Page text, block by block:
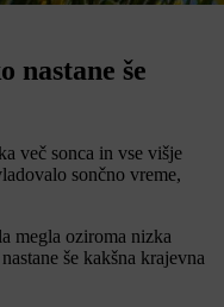
nastane še
več sonca in vse višje
sončno vreme,
megla oziroma nizka
še kakšna krajevna